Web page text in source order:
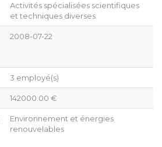
Activités spécialisées scientifiques
et techniques diverses
2008-07-22
3 employé(s)
142000.00 €
Environnement et énergies
renouvelables